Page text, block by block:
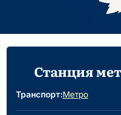
Станция
Транспорт:Метро